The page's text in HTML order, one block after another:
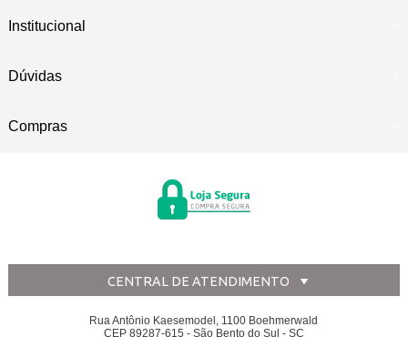
Institucional
Dúvidas
Compras
CENTRAL DE ATENDIMENTO
Rua Antônio Kaesemodel, 1100 Boehmerwald
CEP 89287-615 - São Bento do Sul - SC